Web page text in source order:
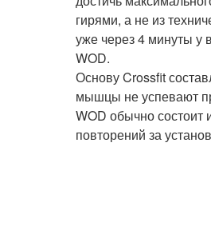
гирями, а не из
уже через 4 минуты у
WOD.
Основу Crossfit
мышцы не успевают
WOD обычно состоит
повторений за